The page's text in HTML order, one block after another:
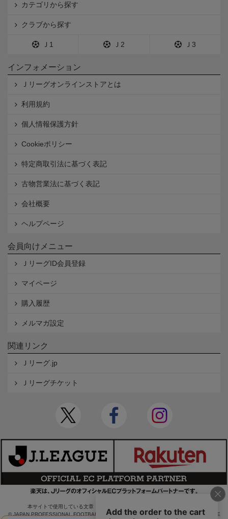
カテゴリから探す
クラブから探す
Ｊ1 Ｊ2 Ｊ3
インフォメーション
Ｊリーグオンラインストアとは
利用規約
個人情報保護方針
Cookieポリシー
特定商取引法に基づく表記
古物営業法に基づく表記
会社概要
ヘルプページ
会員向けメニュー
ＪリーグID会員登録
マイページ
購入履歴
メルマガ設定
関連リンク
Ｊリーグ.jp
Ｊリーグチケット
本サイトで使用している文章・画像等の無断での複製・転載を禁止します。
© JAPAN PROFESSIONAL FOOTBALL LEAGUE Rakuten Group, Inc. ALL RIGHTS RE